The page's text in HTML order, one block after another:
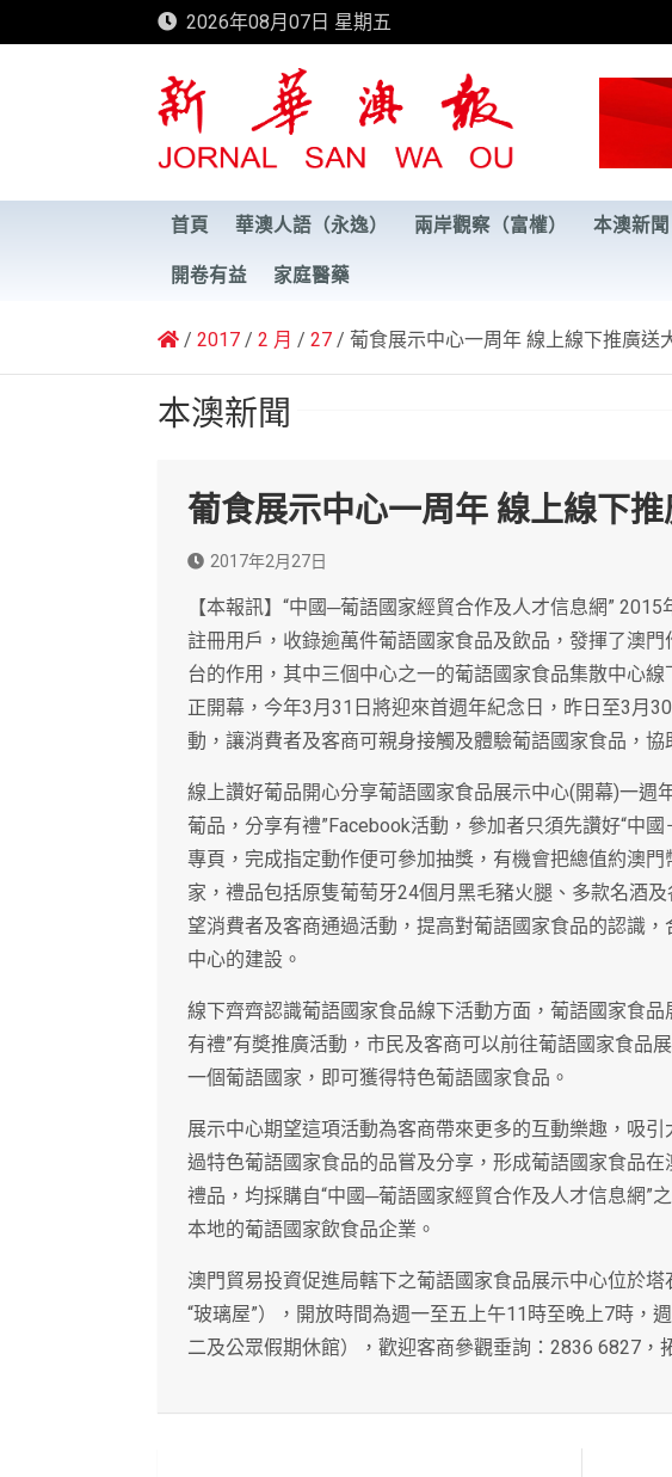
to
2026年08月07日 星期五
新華澳報
首頁 華澳人語（永逸） 兩岸觀察（富權） 本澳新聞
開卷有益 家庭醫藥
2017 2 月 27 葡食展示中心一周年 線上線下推廣送
本澳新聞
葡食展示中心一周年 線上線下
2017年2月27日
【本報訊】“中國─葡語國家經貿合作及人才信息網”
註冊用戶，收錄逾萬件葡語國家食品及飲品，發揮了澳
台的作用，其中三個中心之一的葡語國家食品集散中心
正開幕，今年3月31日將迎來首週年紀念日，昨日至3月
動，讓消費者及客商可親身接觸及體驗葡語國家食品，協
線上讚好葡品開心分享葡語國家食品展示中心(開幕)一週
葡品，分享有禮”Facebook活動，參加者只須先讚好“中
專頁，完成指定動作便可參加抽獎，有機會把總值約澳
家，禮品包括原隻葡萄牙24個月黑毛豬火腿、多款名酒
望消費者及客商通過活動，提高對葡語國家食品的認識
中心的建設。
線下齊齊認識葡語國家食品線下活動方面，葡語國家食
有禮”有奬推廣活動，市民及客商可以前往葡語國家食品
一個葡語國家，即可獲得特色葡語國家食品。
展示中心期望這項活動為客商帶來更多的互動樂趣，吸
過特色葡語國家食品的品嘗及分享，形成葡語國家食品
禮品，均採購自“中國─葡語國家經貿合作及人才信息網”
本地的葡語國家飲食品企業。
澳門貿易投資促進局轄下之葡語國家食品展示中心位於
“玻璃屋”），開放時間為週一至五上午11時至晚上7時，
二及公眾假期休館），歡迎客商參觀垂詢：2836 6827，